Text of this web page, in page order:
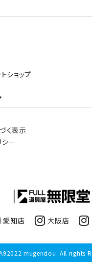
ショップ
く表示
ー
愛知店 大阪店
mugendou. All rights